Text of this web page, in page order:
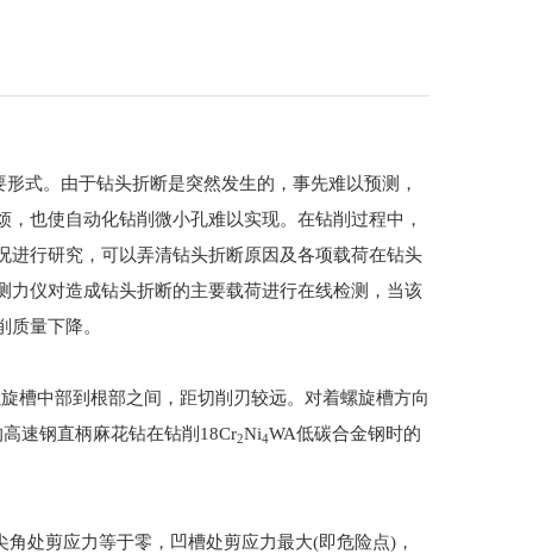
式。由于钻头折断是突然发生的，事先难以预测，
也使自动化钻削微小孔难以实现。在钻削过程中，
行研究，可以弄清钻头折断原因及各项载荷在钻头
仪对造成钻头折断的主要载荷进行在线检测，当该
量下降。
槽中部到根部之间，距切削刃较远。对着螺旋槽方向
高速钢直柄麻花钻在钻削 18Cr2Ni4WA低碳合金钢时的
处剪应力等于零，凹槽处剪应力最大(即危险点)，